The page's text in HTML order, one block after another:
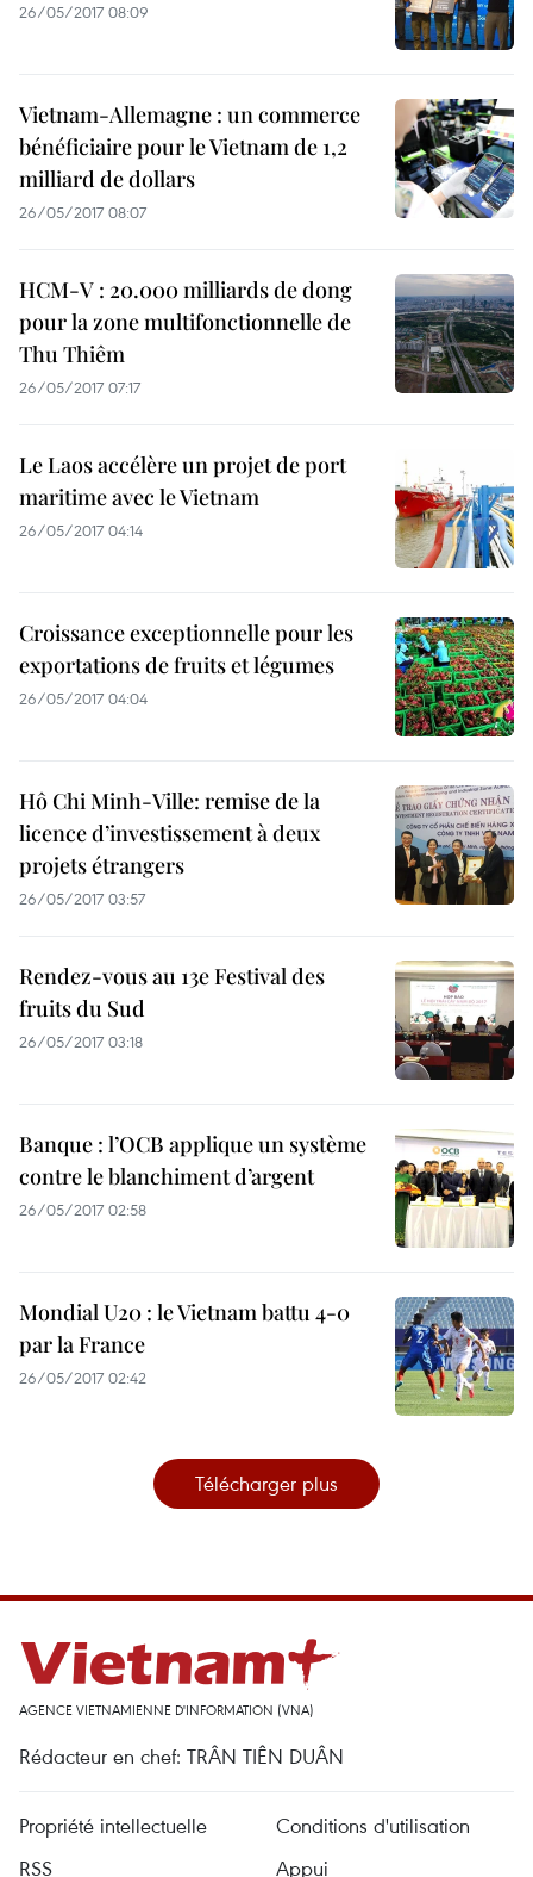
26/05/2017 08:09
Vietnam-Allemagne : un commerce
bénéficiaire pour le Vietnam de 1,2
milliard de dollars
26/05/2017 08:07
HCM-V : 20.000 milliards de dong
pour la zone multifonctionnelle de
Thu Thiêm
26/05/2017 07:17
Le Laos accélère un projet de port
maritime avec le Vietnam
26/05/2017 04:14
Croissance exceptionnelle pour les
exportations de fruits et légumes
26/05/2017 04:04
Hô Chi Minh-Ville: remise de la
licence d’investissement à deux
projets étrangers
26/05/2017 03:57
Rendez-vous au 13e Festival des
fruits du Sud
26/05/2017 03:18
Banque : l’OCB applique un système
contre le blanchiment d’argent
26/05/2017 02:58
Mondial U20 : le Vietnam battu 4-0
par la France
26/05/2017 02:42
Télécharger plus
AGENCE VIETNAMIENNE D'INFORMATION (VNA)
Rédacteur en chef: TRÂN TIÊN DUÂN
Propriété intellectuelle
Conditions d'utilisation
RSS
Appui